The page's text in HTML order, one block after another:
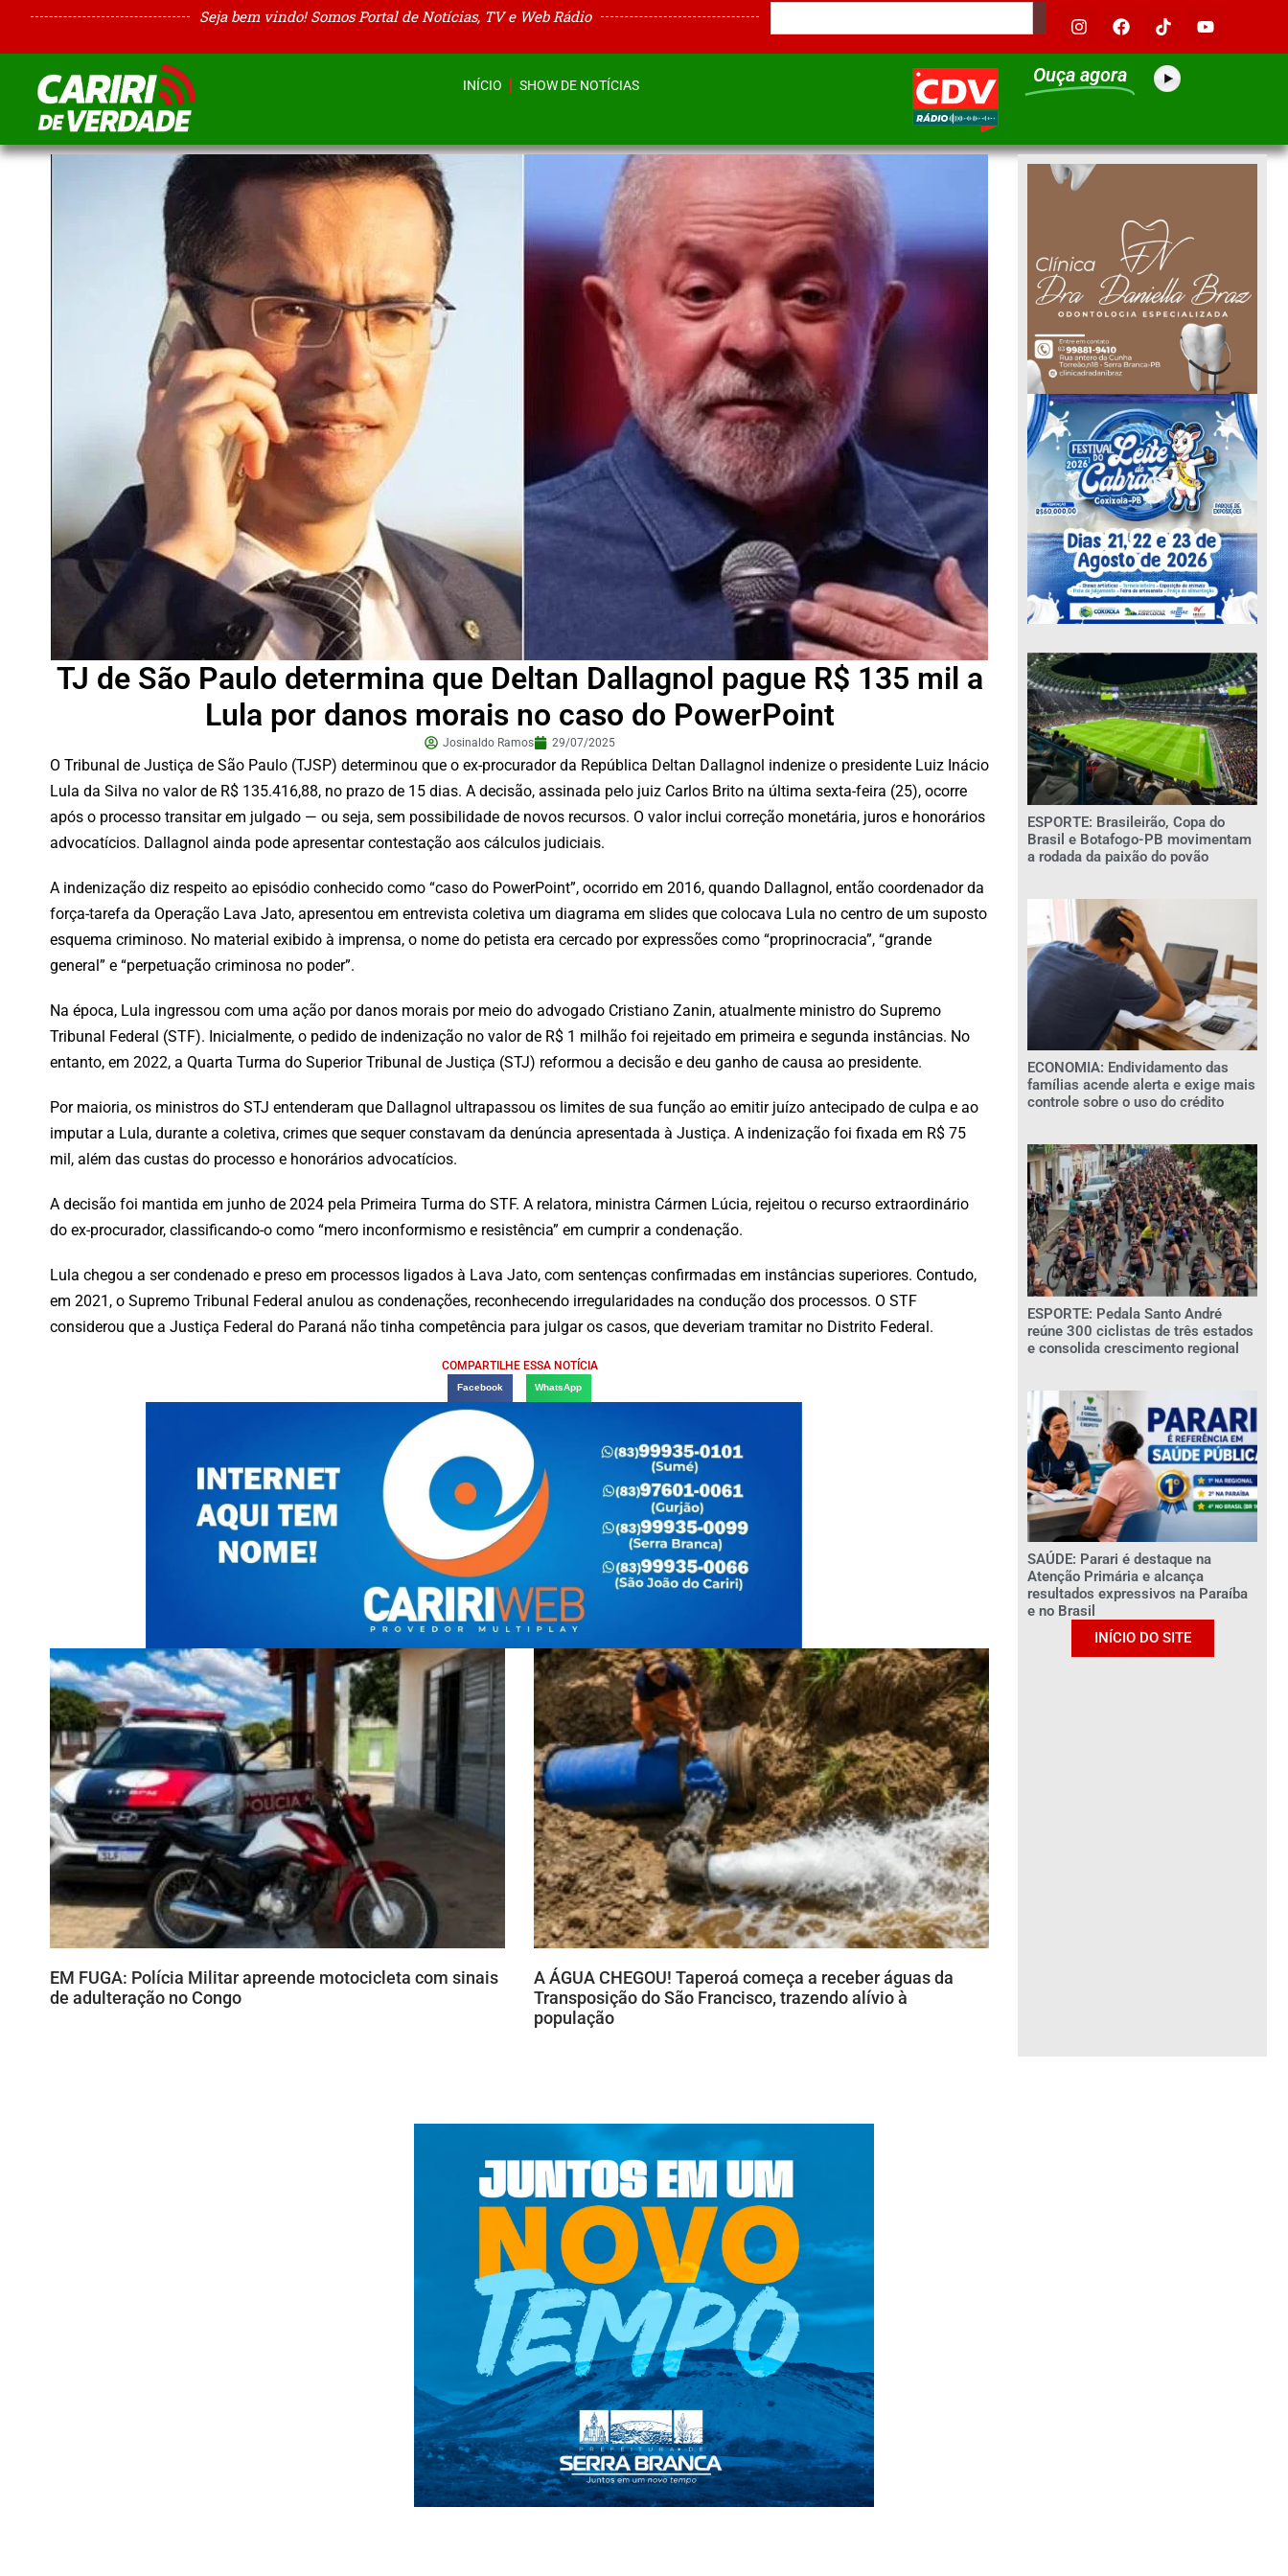
Seja bem vindo! Somos Portal de Notícias, TV e Web Rádio
INÍCIO SHOW DE NOTÍCIAS Ouça agora
TJ de São Paulo determina que Deltan Dallagnol pague R$ 135 mil a
Lula por danos morais no caso do PowerPoint
Josinaldo Ramos 29/07/2025
O Tribunal de Justiça de São Paulo (TJSP) determinou que o ex-procurador da República Deltan Dallagnol indenize o presidente Luiz Inácio
Lula da Silva no valor de R$ 135.416,88, no prazo de 15 dias. A decisão, assinada pelo juiz Carlos Brito na última sexta-feira (25), ocorre
após o processo transitar em julgado — ou seja, sem possibilidade de novos recursos. O valor inclui correção monetária, juros e honorários
advocatícios. Dallagnol ainda pode apresentar contestação aos cálculos judiciais.
A indenização diz respeito ao episódio conhecido como “caso do PowerPoint”, ocorrido em 2016, quando Dallagnol, então coordenador da
força-tarefa da Operação Lava Jato, apresentou em entrevista coletiva um diagrama em slides que colocava Lula no centro de um suposto
esquema criminoso. No material exibido à imprensa, o nome do petista era cercado por expressões como “proprinocracia”, “grande
general” e “perpetuação criminosa no poder”.
Na época, Lula ingressou com uma ação por danos morais por meio do advogado Cristiano Zanin, atualmente ministro do Supremo
Tribunal Federal (STF). Inicialmente, o pedido de indenização no valor de R$ 1 milhão foi rejeitado em primeira e segunda instâncias. No
entanto, em 2022, a Quarta Turma do Superior Tribunal de Justiça (STJ) reformou a decisão e deu ganho de causa ao presidente.
Por maioria, os ministros do STJ entenderam que Dallagnol ultrapassou os limites de sua função ao emitir juízo antecipado de culpa e ao
imputar a Lula, durante a coletiva, crimes que sequer constavam da denúncia apresentada à Justiça. A indenização foi fixada em R$ 75
mil, além das custas do processo e honorários advocatícios.
A decisão foi mantida em junho de 2024 pela Primeira Turma do STF. A relatora, ministra Cármen Lúcia, rejeitou o recurso extraordinário
do ex-procurador, classificando-o como “mero inconformismo e resistência” em cumprir a condenação.
Lula chegou a ser condenado e preso em processos ligados à Lava Jato, com sentenças confirmadas em instâncias superiores. Contudo,
em 2021, o Supremo Tribunal Federal anulou as condenações, reconhecendo irregularidades na condução dos processos. O STF
considerou que a Justiça Federal do Paraná não tinha competência para julgar os casos, que deveriam tramitar no Distrito Federal.
COMPARTILHE ESSA NOTÍCIA
Facebook WhatsApp
EM FUGA: Polícia Militar apreende motocicleta com sinais
de adulteração no Congo
A ÁGUA CHEGOU! Taperoá começa a receber águas da
Transposição do São Francisco, trazendo alívio à
população
ESPORTE: Brasileirão, Copa do
Brasil e Botafogo-PB movimentam
a rodada da paixão do povão
ECONOMIA: Endividamento das
famílias acende alerta e exige mais
controle sobre o uso do crédito
ESPORTE: Pedala Santo André
reúne 300 ciclistas de três estados
e consolida crescimento regional
SAÚDE: Parari é destaque na
Atenção Primária e alcança
resultados expressivos na Paraíba
e no Brasil
INÍCIO DO SITE